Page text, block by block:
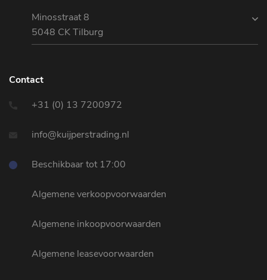
Minosstraat 8
5048 CK Tilburg
Contact
+31 (0) 13 7200972
info@kuijperstrading.nl
Beschikbaar tot 17:00
Algemene verkoopvoorwaarden
Algemene inkoopvoorwaarden
Algemene leasevoorwaarden